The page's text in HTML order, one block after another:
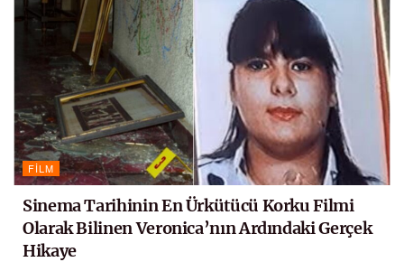
FILM
Sinema Tarihinin En Ürkütücü Korku Filmi
Olarak Bilinen Veronica’nın Ardındaki Gerçek
Hikaye